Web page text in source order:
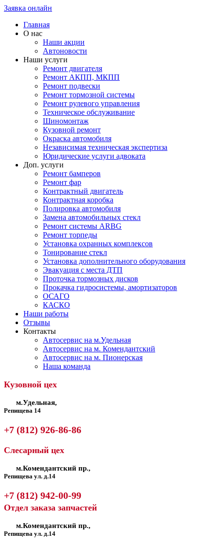
Заявка онлайн
Главная
О нас
Наши акции
Автоновости
Наши услуги
Ремонт двигателя
Ремонт АКПП, МКПП
Ремонт подвески
Ремонт тормозной системы
Ремонт рулевого управления
Техническое обслуживание
Шиномонтаж
Кузовной ремонт
Окраска автомобиля
Независимая техническая экспертиза
Юридические услуги адвоката
Доп. услуги
Ремонт бамперов
Ремонт фар
Контрактный двигатель
Контрактная коробка
Полировка автомобиля
Замена автомобильных стекл
Ремонт системы ARBG
Ремонт торпеды
Установка охранных комплексов
Тонирование стекл
Установка дополнительного оборудования
Эвакуация с места ДТП
Проточка тормозных дисков
Прокачка гидросистемы, амортизаторов
ОСАГО
КАСКО
Наши работы
Отзывы
Контакты
Автосервис на м.Удельная
Автосервис на м. Комендантский
Автосервис на м. Пионерская
Наша команда
Кузовной цех
м.Удельная,
Репищева 14
+7 (812) 926-86-86
Слесарный цех
м.Комендантский пр.,
Репищева ул. д.14
+7 (812) 942-00-99
Отдел заказа запчастей
м.Комендантский пр.,
Репищева ул. д.14